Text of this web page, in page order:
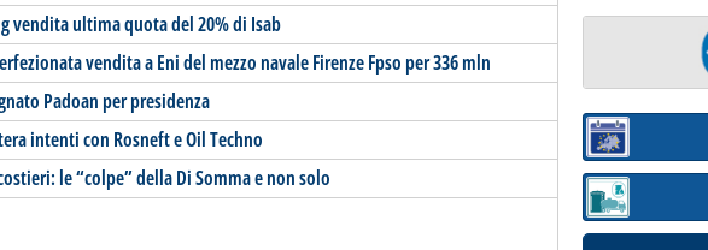
vendita ultima quota del 20% di Isab
vendita a Eni del mezzo navale Firenze Fpso per 336 mln
Padoan per presidenza
intenti con Rosneft e Oil Techno
le “colpe” della Di Somma e non solo
Sezione:
Sezione: